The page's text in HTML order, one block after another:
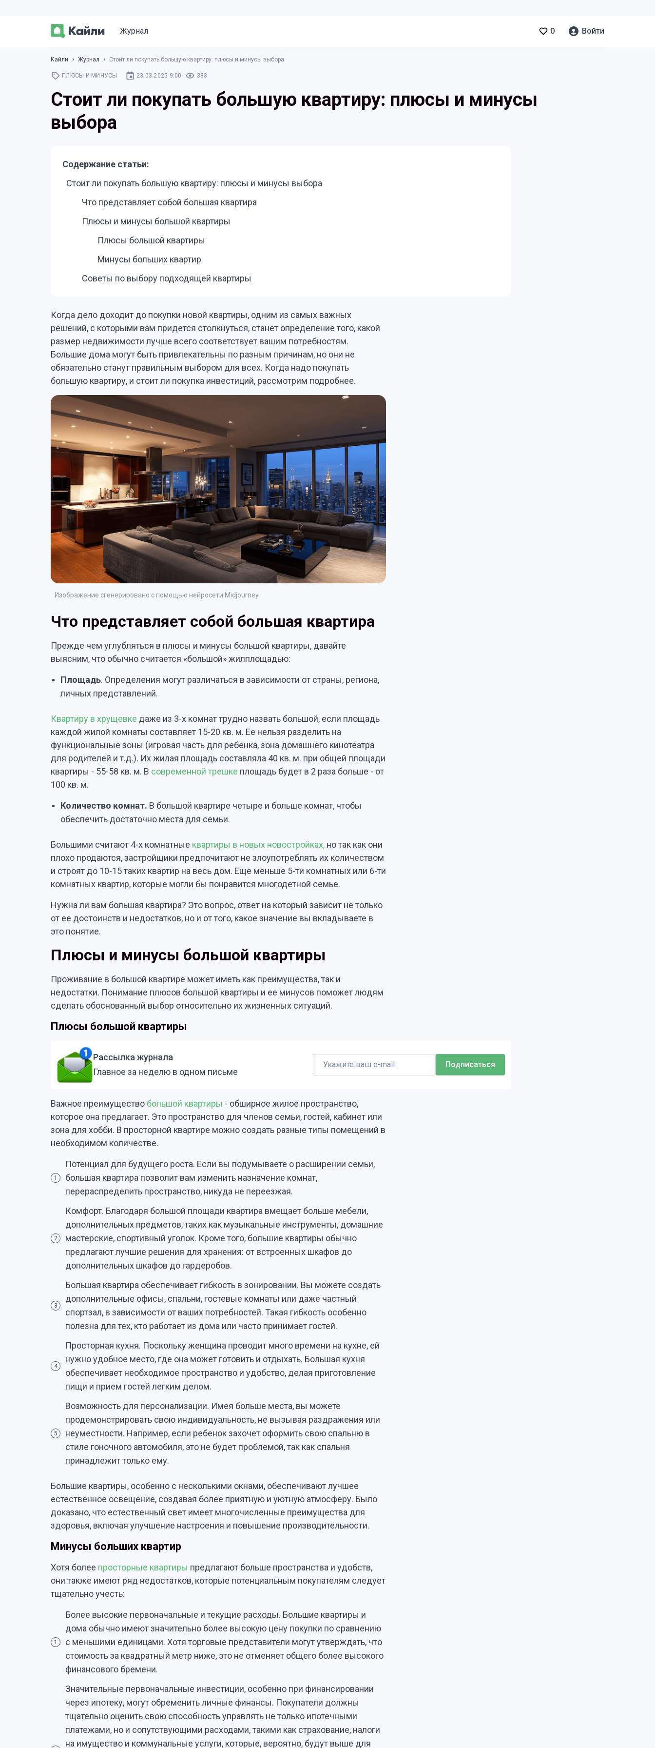
Журнал 0 Войти
Кайли Журнал Стоит ли покупать большую квартиру: плюсы и минусы выбора
ПЛЮСЫ И МИНУСЫ 23.03.2025 9:00 383
Стоит ли покупать большую квартиру: плюсы и минусы
выбора
Содержание статьи:
Стоит ли покупать большую квартиру: плюсы и минусы выбора
Что представляет собой большая квартира
Плюсы и минусы большой квартиры
Плюсы большой квартиры
Минусы больших квартир
Советы по выбору подходящей квартиры
Когда дело доходит до покупки новой квартиры, одним из самых важных
решений, с которыми вам придется столкнуться, станет определение того, какой
размер недвижимости лучше всего соответствует вашим потребностям.
Большие дома могут быть привлекательны по разным причинам, но они не
обязательно станут правильным выбором для всех. Когда надо покупать
большую квартиру, и стоит ли покупка инвестиций, рассмотрим подробнее.
Изображение сгенерировано с помощью нейросети Midjourney
Что представляет собой большая квартира
Прежде чем углубляться в плюсы и минусы большой квартиры, давайте
выясним, что обычно считается «большой» жилплощадью:
Площадь. Определения могут различаться в зависимости от страны, региона,
личных представлений.
Квартиру в хрущевке даже из 3-х комнат трудно назвать большой, если площадь
каждой жилой комнаты составляет 15-20 кв. м. Ее нельзя разделить на
функциональные зоны (игровая часть для ребенка, зона домашнего кинотеатра
для родителей и т.д.). Их жилая площадь составляла 40 кв. м. при общей площади
квартиры - 55-58 кв. м. В современной трешке площадь будет в 2 раза больше - от
100 кв. м.
Количество комнат. В большой квартире четыре и больше комнат, чтобы
обеспечить достаточно места для семьи.
Большими считают 4-х комнатные квартиры в новых новостройках, но так как они
плохо продаются, застройщики предпочитают не злоупотреблять их количеством
и строят до 10-15 таких квартир на весь дом. Еще меньше 5-ти комнатных или 6-ти
комнатных квартир, которые могли бы понравится многодетной семье.
Нужна ли вам большая квартира? Это вопрос, ответ на который зависит не только
от ее достоинств и недостатков, но и от того, какое значение вы вкладываете в
это понятие.
Плюсы и минусы большой квартиры
Проживание в большой квартире может иметь как преимущества, так и
недостатки. Понимание плюсов большой квартиры и ее минусов поможет людям
сделать обоснованный выбор относительно их жизненных ситуаций.
Плюсы большой квартиры
Рассылка журнала
Главное за неделю в одном письме
Важное преимущество большой квартиры - обширное жилое пространство,
которое она предлагает. Это пространство для членов семьи, гостей, кабинет или
зона для хобби. В просторной квартире можно создать разные типы помещений в
необходимом количестве.
1
Потенциал для будущего роста. Если вы подумываете о расширении семьи,
большая квартира позволит вам изменить назначение комнат,
перераспределить пространство, никуда не переезжая.
2
Комфорт. Благодаря большой площади квартира вмещает больше мебели,
дополнительных предметов, таких как музыкальные инструменты, домашние
мастерские, спортивный уголок. Кроме того, большие квартиры обычно
предлагают лучшие решения для хранения: от встроенных шкафов до
дополнительных шкафов до гардеробов.
3
Большая квартира обеспечивает гибкость в зонировании. Вы можете создать
дополнительные офисы, спальни, гостевые комнаты или даже частный
спортзал, в зависимости от ваших потребностей. Такая гибкость особенно
полезна для тех, кто работает из дома или часто принимает гостей.
4
Просторная кухня. Поскольку женщина проводит много времени на кухне, ей
нужно удобное место, где она может готовить и отдыхать. Большая кухня
обеспечивает необходимое пространство и удобство, делая приготовление
пищи и прием гостей легким делом.
5
Возможность для персонализации. Имея больше места, вы можете
продемонстрировать свою индивидуальность, не вызывая раздражения или
неуместности. Например, если ребенок захочет оформить свою спальню в
стиле гоночного автомобиля, это не будет проблемой, так как спальня
принадлежит только ему.
Большие квартиры, особенно с несколькими окнами, обеспечивают лучшее
естественное освещение, создавая более приятную и уютную атмосферу. Было
доказано, что естественный свет имеет многочисленные преимущества для
здоровья, включая улучшение настроения и повышение производительности.
Минусы больших квартир
Хотя более просторные квартиры предлагают больше пространства и удобств,
они также имеют ряд недостатков, которые потенциальным покупателям следует
тщательно учесть:
1
Более высокие первоначальные и текущие расходы. Большие квартиры и
дома обычно имеют значительно более высокую цену покупки по сравнению
с меньшими единицами. Хотя торговые представители могут утверждать, что
стоимость за квадратный метр ниже, это не отменяет общего более высокого
финансового бремени.
Значительные первоначальные инвестиции, особенно при финансировании
через ипотеку, могут обременить личные финансы. Покупатели должны
тщательно оценить свою способность управлять не только ипотечными
платежами, но и сопутствующими расходами, такими как страхование, налоги
на имущество и коммунальные услуги, которые, вероятно, будут выше для